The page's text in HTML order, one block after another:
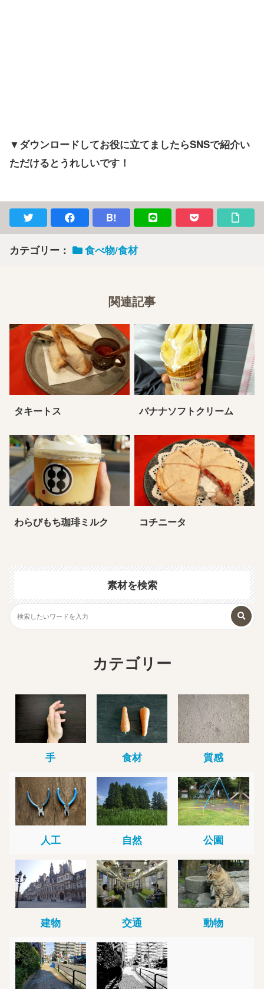
▼ダウンロードしてお役に立てましたらSNSで紹介い
ただけるとうれしいです！
B!
カテゴリー： 食べ物/食材
関連記事
タキートス バナナソフトクリーム
わらびもち珈琲ミルク コチニータ
素材を検索
カテゴリー
手 食材 質感
人工 自然 公園
建物 交通 動物